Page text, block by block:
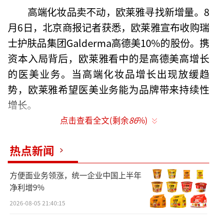
高端化妆品卖不动，欧莱雅寻找新增量。8
月6日，北京商报记者获悉，欧莱雅宣布收购瑞
士护肤品集团Galderma高德美10%的股份。携
资本入局背后，欧莱雅看中的是高德美高增长
的医美业务。当高端化妆品增长出现放缓趋
势，欧莱雅希望医美业务能为品牌带来持续性
增长。
投资医美业务
根据欧莱雅披露信息，通过此次收购，双
方将在皮肤病学、皮肤生物学、诊断工具和评
估工具方面的专业知识和技术建立战略科研合
作伙伴关系。针对此次收购部分股权的其他具
点击查看全文(剩余86%)
热点新闻
方便面业务领涨，统一企业中国上半年
净利增9%
2026-08-05 21:40:15